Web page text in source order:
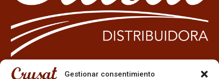
Gestionar consentimiento